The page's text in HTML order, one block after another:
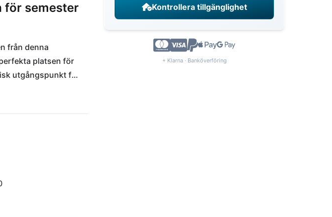
för semester
från denna
platsen för
utgångspunkt för
hittar ni i
stormarknad
det ungefär en
Kontrollera tillgänglighet
+ Klarna · Banköverföring